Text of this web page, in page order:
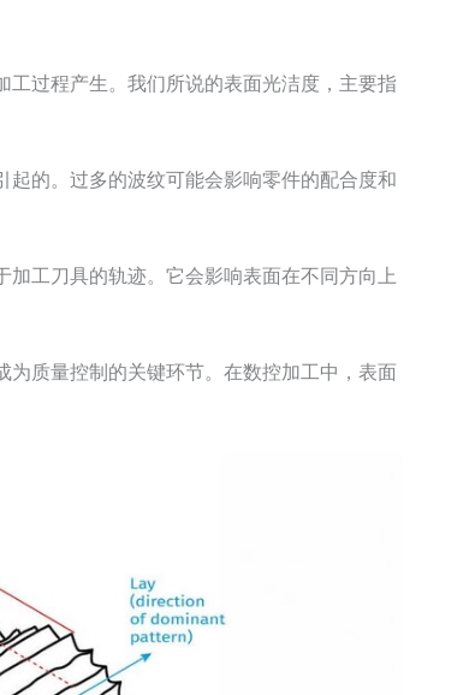
过程产生。我们所说的表面光洁度，主要指
的。过多的波纹可能会影响零件的配合度和
工刀具的轨迹。它会影响表面在不同方向上
质量控制的关键环节。在数控加工中，表面